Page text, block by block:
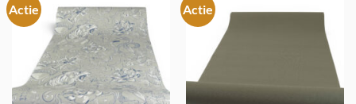
Actie
Toevoegen
aan
verlanglijst
Actie
verlanglijst